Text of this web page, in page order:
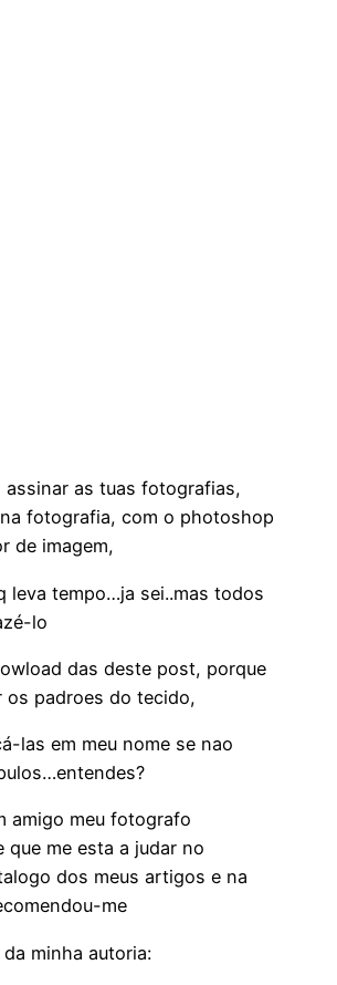
assinar as tuas fotografias,
fotografia, com o photoshop
de imagem,
leva tempo…ja sei..mas todos
lo
das deste post, porque
os padroes do tecido,
las em meu nome se nao
amigo meu fotografo
que me esta a judar no
dos meus artigos e na
me
minha autoria: